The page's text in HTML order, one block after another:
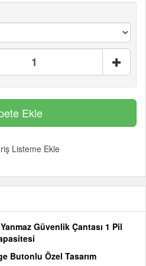
Listeme Ekle
Güvenlik Çantası 1 Pil
Butonlu Özel Tasarım